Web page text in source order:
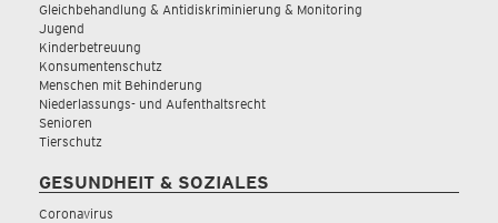
Gleichbehandlung & Antidiskriminierung & Monitoring
Jugend
Kinderbetreuung
Konsumentenschutz
Menschen mit Behinderung
Niederlassungs- und Aufenthaltsrecht
Senioren
Tierschutz
GESUNDHEIT & SOZIALES
Coronavirus